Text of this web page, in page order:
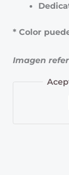
* Color
Imagen